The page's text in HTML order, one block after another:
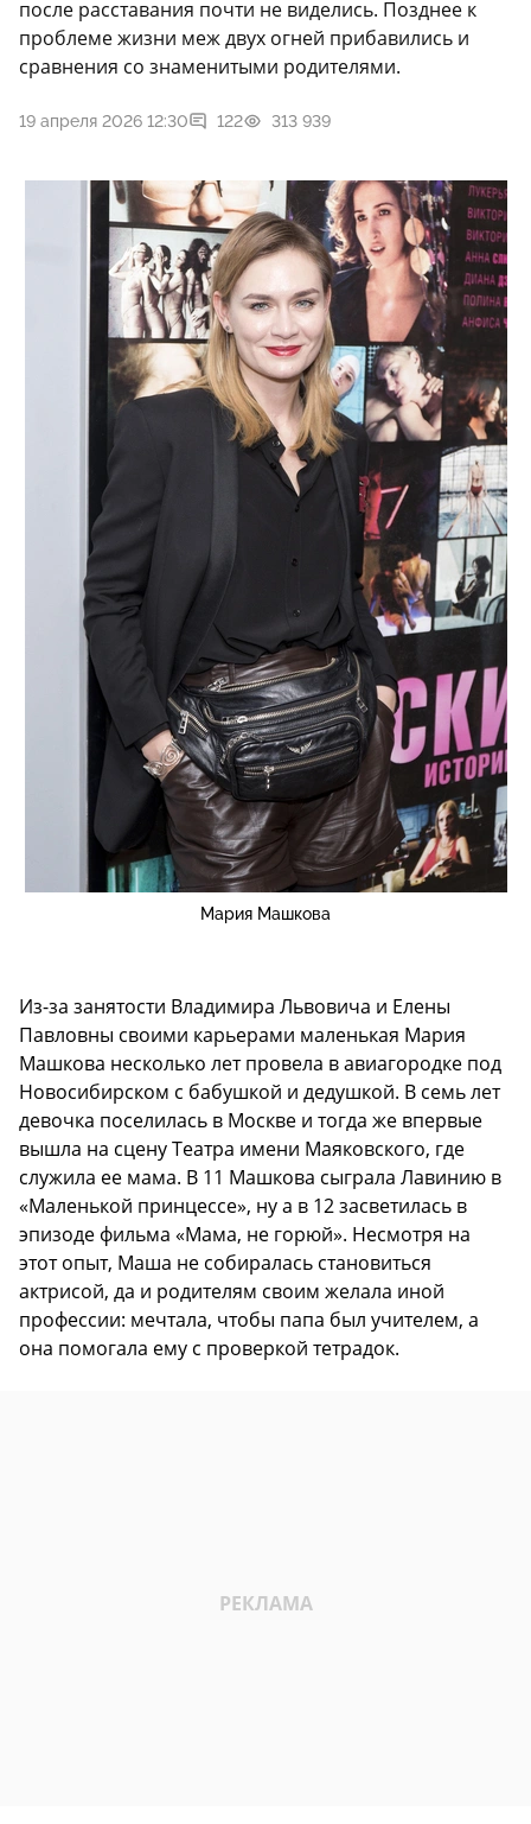
после расставания почти не виделись. Позднее к
проблеме жизни меж двух огней прибавились и
сравнения со знаменитыми родителями.
19 апреля 2026 12:30 122 313 939
Мария Машкова
Из-за занятости Владимира Львовича и Елены
Павловны своими карьерами маленькая Мария
Машкова несколько лет провела в авиагородке под
Новосибирском с бабушкой и дедушкой. В семь лет
девочка поселилась в Москве и тогда же впервые
вышла на сцену Театра имени Маяковского, где
служила ее мама. В 11 Машкова сыграла Лавинию в
«Маленькой принцессе», ну а в 12 засветилась в
эпизоде фильма «Мама, не горюй». Несмотря на
этот опыт, Маша не собиралась становиться
актрисой, да и родителям своим желала иной
профессии: мечтала, чтобы папа был учителем, а
она помогала ему с проверкой тетрадок.